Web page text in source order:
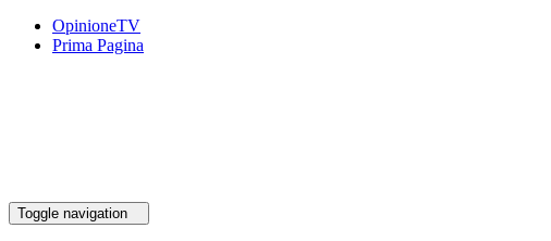
OpinioneTV
Prima Pagina
Toggle navigation